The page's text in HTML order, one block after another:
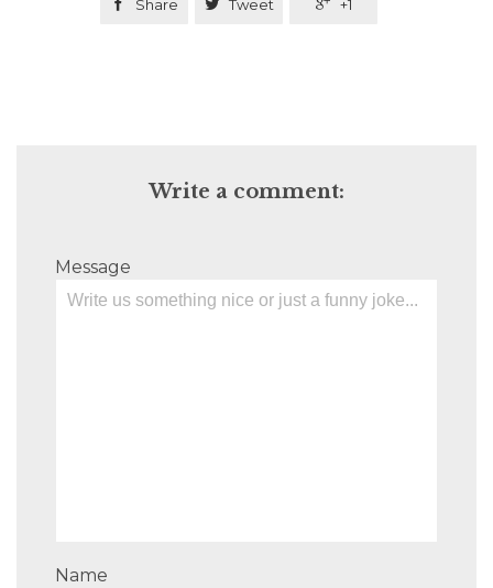
 Share  Tweet  +1
Write a comment:
Message
Name